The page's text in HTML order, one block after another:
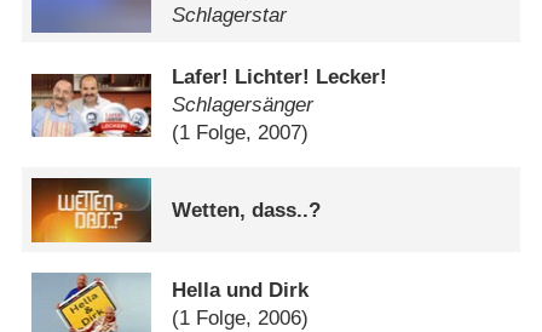
Schlagerstar
Lafer! Lichter! Lecker!
Schlagersänger
(1 Folge, 2007)
Wetten, dass..?
Hella und Dirk
(1 Folge, 2006)